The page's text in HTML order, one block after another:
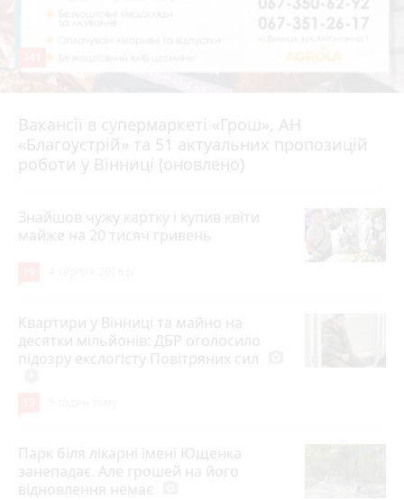
Вакансії в супермаркеті «Грош», АН
«Благоустрій» та 51 актуальних пропозицій
роботи у Вінниці (оновлено)
4 серпня 2026 р.
Знайшов чужу картку і купив квіти
майже на 20 тисяч гривень
Квартири у Вінниці та майно на
десятки мільйонів: ДБР оголосило
підозру екслогісту Повітряних сил
Парк біля лікарні імені Ющенка
занепадає. Але грошей на його
відновлення немає